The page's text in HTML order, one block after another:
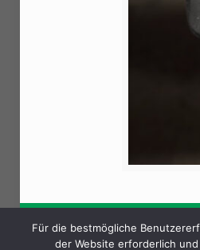
Batteriegesetz|Datenschutz|
Für die bestmögliche
der Website erforderlich